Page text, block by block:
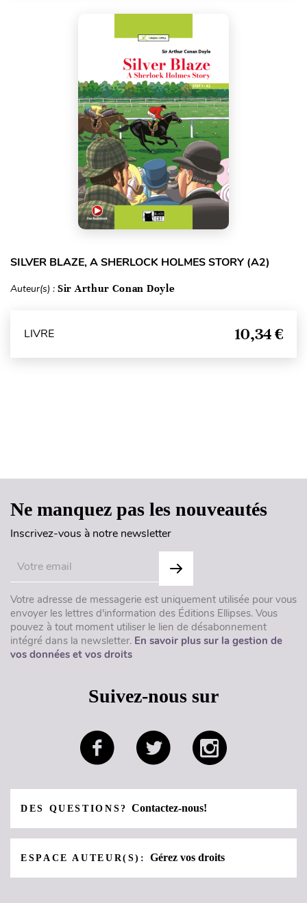
SILVER BLAZE, A SHERLOCK HOLMES STORY (A2)
Auteur(s) : Sir Arthur Conan Doyle
LIVRE 10,34 €
Ne manquez pas les nouveautés
Inscrivez-vous à notre newsletter
Votre adresse de messagerie est uniquement utilisée pour vous
envoyer les lettres d'information des Éditions Ellipses. Vous
pouvez à tout moment utiliser le lien de désabonnement
intégré dans la newsletter. En savoir plus sur la gestion de
vos données et vos droits
Suivez-nous sur
DES QUESTIONS?Contactez-nous!
ESPACE AUTEUR(S):Gérez vos droits